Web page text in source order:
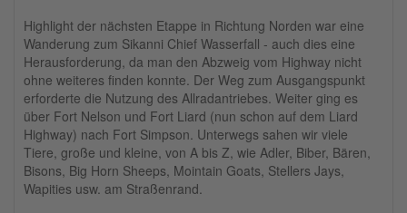
Highlight der nächsten Etappe in Richtung Norden war eine
Wanderung zum Sikanni Chief Wasserfall - auch dies eine
Herausforderung, da man den Abzweig vom Highway nicht
ohne weiteres finden konnte. Der Weg zum Ausgangspunkt
erforderte die Nutzung des Allradantriebes. Weiter ging es
über Fort Nelson und Fort Liard (nun schon auf dem Liard
Highway) nach Fort Simpson. Unterwegs sahen wir viele
Tiere, große und kleine, von A bis Z, wie Adler, Biber, Bären,
Bisons, Big Horn Sheeps, Mointain Goats, Stellers Jays,
Wapities usw. am Straßenrand.